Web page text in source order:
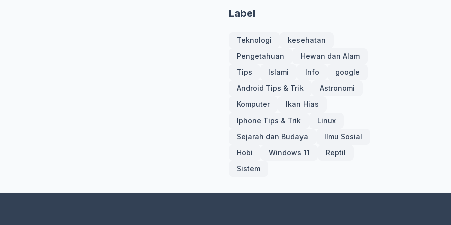
Label
Teknologi
kesehatan
Pengetahuan
Hewan dan Alam
Tips
Islami Info
google
Android Tips & Trik
Astronomi
Komputer
Ikan Hias
Iphone Tips & Trik
Linux
Sejarah dan Budaya
Ilmu Sosial
Hobi
Windows 11
Reptil
Sistem